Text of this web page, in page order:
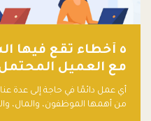
٥ أخطاء تقع فيها
مع العميل
أي عمل دائمًا في حاجة إلى عدة
من أهمها الموظفون، والمال،